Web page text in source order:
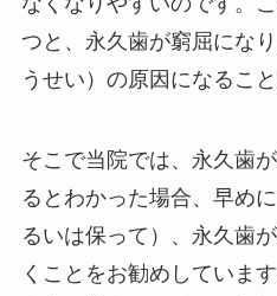
つと、永久歯が窮屈にな
うせい）の原因になること
そこで当院では、永久歯
るとわかった場合、早め
るいは保って）、永久歯
くことをお勧めしていま